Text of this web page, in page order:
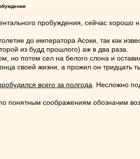
пробуждения, сейчас хорошо
до императора Асоки, так как
из будд прошлого) аж в два раза.
но потом сел на белого слона и
своей жизни, а прожил он тридцать
всего за полгода . Несложно
понятным соображениям обозначим